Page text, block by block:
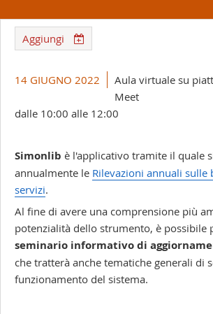
Aggiungi
14 GIUGNO 2022
Aula virtuale su
Meet
dalle 10:00 alle 12:00
Simonlib è l'applicativo tramite il quale
annualmente le Rilevazioni annuali sulle
servizi.
Al fine di avere una comprensione più
potenzialità dello strumento, è possibile
seminario informativo di
che tratterà anche tematiche generali di
funzionamento del sistema.